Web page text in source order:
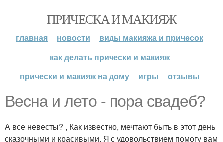
ПРИЧЕСКА И МАКИЯЖ
главная новости
виды макияжа и причесок
как делать прически и макияж
прически и макияж на дому
игры отзывы
Весна и лето - пора свадеб?
А все невесты? , Как известно, мечтают быть в этот день
сказочными и красивыми. Я с удовольствием помогу вам